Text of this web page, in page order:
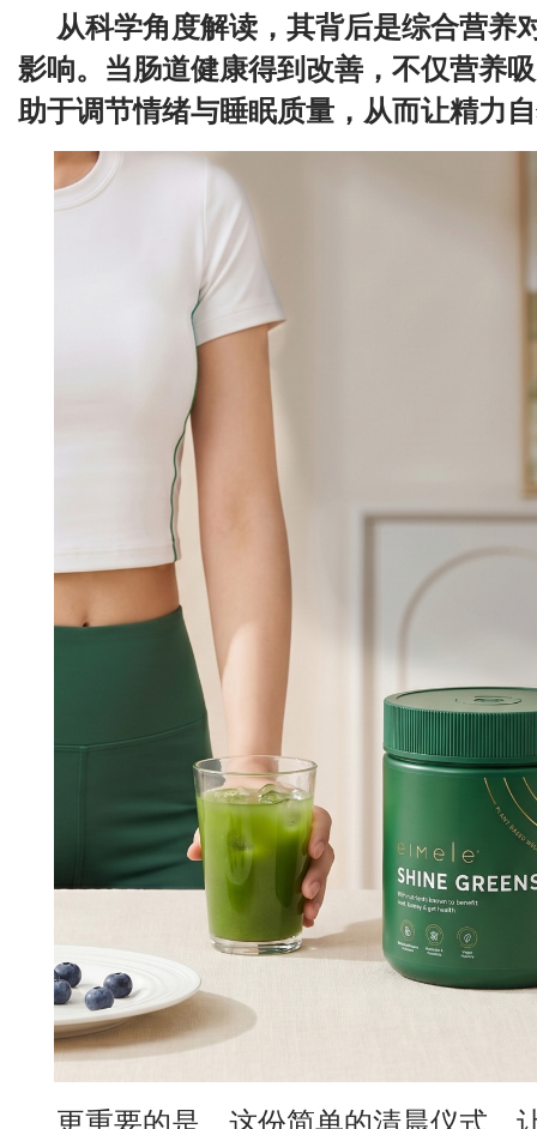
从科学角度解读，其背后是综合营养
影响。当肠道健康得到改善，不仅营养
助于调节情绪与睡眠质量，从而让精力
更重要的是，这份简单的清晨仪式，